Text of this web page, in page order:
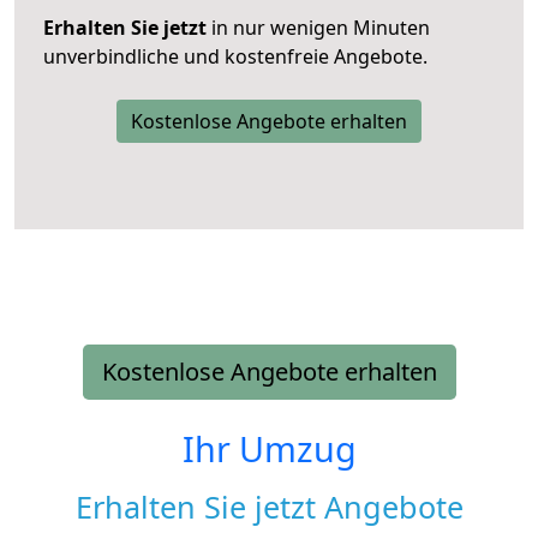
Erhalten Sie jetzt in nur wenigen Minuten
unverbindliche und kostenfreie Angebote.
Kostenlose Angebote erhalten
Kostenlose Angebote erhalten
Ihr Umzug
Erhalten Sie jetzt Angebote